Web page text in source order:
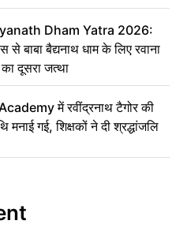
Dham Yatra 2026:
बाबा बैद्यनाथ धाम के लिए रवाना
दूसरा जत्था
में रवींद्रनाथ टैगोर की
मनाई गई, शिक्षकों ने दी श्रद्धांजलि